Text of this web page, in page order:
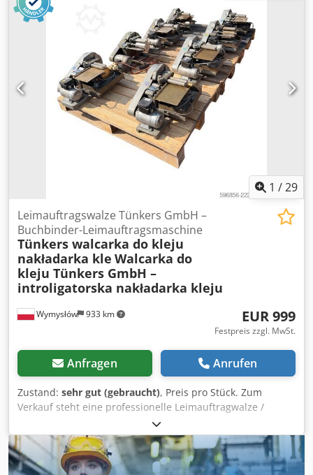
flache Materialien konzipiert. Die Maschine ist mit einem
Elektromotorantrieb, einer Metallarbeitswalze sowie einer
einstellbaren Leimmenge ausgestattet, wodurch die
Arbeitsparameter an das jeweilige Material angepasst
werden können. Die schwere, solide Konstruktion
gewährleistet Stabilität und eine jahrelange Lebensdauer
im Einsatz. Crodpfx Aoziwx Tekrsf Technische Daten:
Hersteller: Karl Tränklein Herkunftsland: Deutschland Typ:
Leimauftragswalze / Leimauftragsmaschine Antrieb:
elektrisch Stromversorgung: 400 V Einstellung der
Leimmenge Arbeitswalze aus Metall Arbeitstisch mit
Führungen Auffangwanne für überschüssigen Leim
Buchbindereien, Druckereien, Verpackungsherstellung,
Verleimen von Papier, Karton und Pappe, Aufbringen von
Leim auf Furniere und andere flache Materialien. Zustand:
gebraucht, funktionsfähig. Das Gerät weist übliche
Gebrauchsspuren auf, die durch den Einsatz entstehen.
Der optische Zustand und die Vollständigkeit entsprechen
den Fotos.
1 /29
Wymysłów 933 km
Leimauftragswalze Tünkers GmbH –
Buchbinder-Leimauftragsmaschine
Tünkers walcarka do kleju
nakładarka kle Walcarka do
kleju Tünkers GmbH –
introligatorska nakładarka kleju
EUR 999
Festpreis zzgl. MwSt.
Anfragen Anrufen
Zustand: sehr gut (gebraucht), Preis pro Stück. Zum
Verkauf steht eine professionelle Leimauftragwalze /
Leimauftragsmaschine von Tünkers GmbH, entwickelt für
das präzise Auftragen von Leim auf Papier, Karton, Pappe,
Leder, Stoffe und andere flache Materialien. Die Maschine
findet Anwendung in Buchbindereien, Druckereien,